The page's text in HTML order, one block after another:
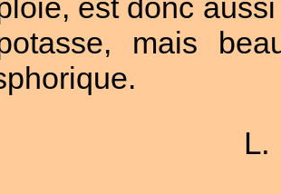
est donc
mais
L.